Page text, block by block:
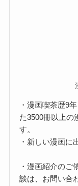
・漫画喫茶歴9
た3500冊以上の
す。
・新しい漫画に
・漫画紹介のご
談は、お問い合